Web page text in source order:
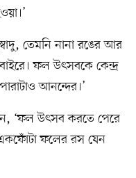
তেমনি নানা রঙের আর
ফল উৎসবকে কেন্দ্র
আনন্দের।’
‘ফল উৎসব করতে পেরে
ফলের রস যেন